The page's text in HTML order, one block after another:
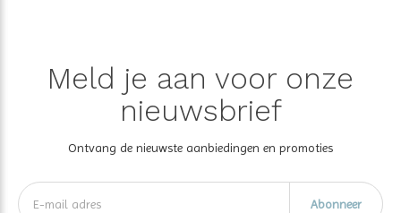
Meld je aan voor onze
nieuwsbrief
Ontvang de nieuwste aanbiedingen en promoties
Abonneer